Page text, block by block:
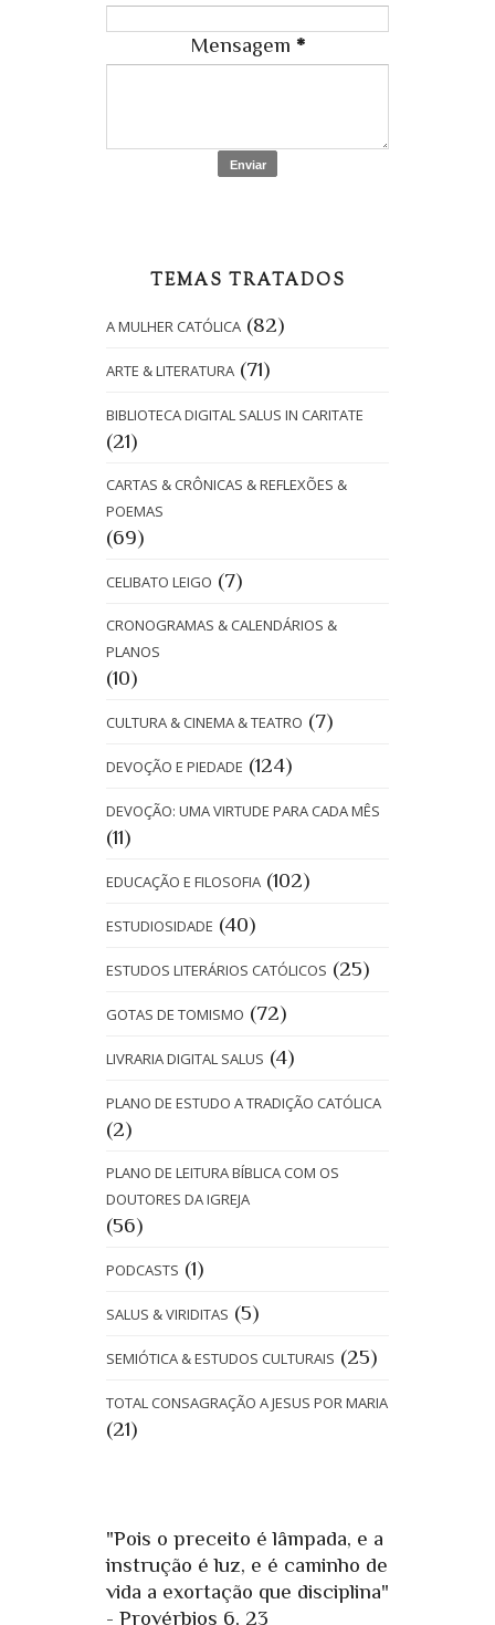
Mensagem *
TEMAS TRATADOS
A MULHER CATÓLICA (82)
ARTE & LITERATURA (71)
BIBLIOTECA DIGITAL SALUS IN CARITATE
(21)
CARTAS & CRÔNICAS & REFLEXÕES &
POEMAS
(69)
CELIBATO LEIGO (7)
CRONOGRAMAS & CALENDÁRIOS &
PLANOS
(10)
CULTURA & CINEMA & TEATRO (7)
DEVOÇÃO E PIEDADE (124)
DEVOÇÃO: UMA VIRTUDE PARA CADA MÊS
(11)
EDUCAÇÃO E FILOSOFIA (102)
ESTUDIOSIDADE (40)
ESTUDOS LITERÁRIOS CATÓLICOS (25)
GOTAS DE TOMISMO (72)
LIVRARIA DIGITAL SALUS (4)
PLANO DE ESTUDO A TRADIÇÃO CATÓLICA
(2)
PLANO DE LEITURA BÍBLICA COM OS
DOUTORES DA IGREJA
(56)
PODCASTS (1)
SALUS & VIRIDITAS (5)
SEMIÓTICA & ESTUDOS CULTURAIS (25)
TOTAL CONSAGRAÇÃO A JESUS POR MARIA
(21)
"Pois o preceito é lâmpada, e a
instrução é luz, e é caminho de
vida a exortação que disciplina"
- Provérbios 6, 23